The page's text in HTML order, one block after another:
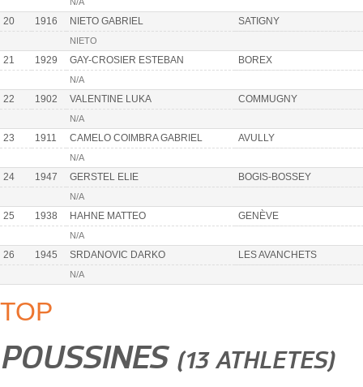
20 1916 NIETO GABRIEL SATIGNY
NIETO
21 1929 GAY-CROSIER ESTEBAN BOREX
N/A
22 1902 VALENTINE LUKA COMMUGNY
N/A
23 1911 CAMELO COIMBRA GABRIEL AVULLY
N/A
24 1947 GERSTEL ELIE BOGIS-BOSSEY
N/A
25 1938 HAHNE MATTEO GENÈVE
N/A
26 1945 SRDANOVIC DARKO LES AVANCHETS
N/A
TOP
POUSSINES (13 ATHLETES)